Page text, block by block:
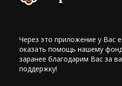
Через это приложение у Вас
оказать помощь нашему
заранее благодарим Вас за
поддержку!